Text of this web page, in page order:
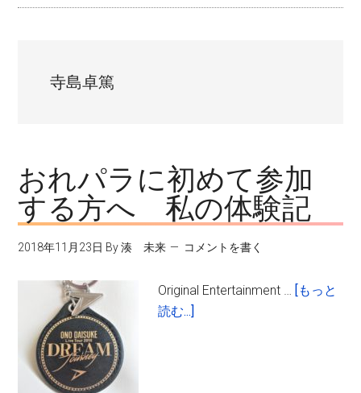
寺島卓篤
おれパラに初めて参加
する方へ 私の体験記
2018年11月23日 By湊 未来 コメントを書く
Original Entertainment … [もっと
読む...]